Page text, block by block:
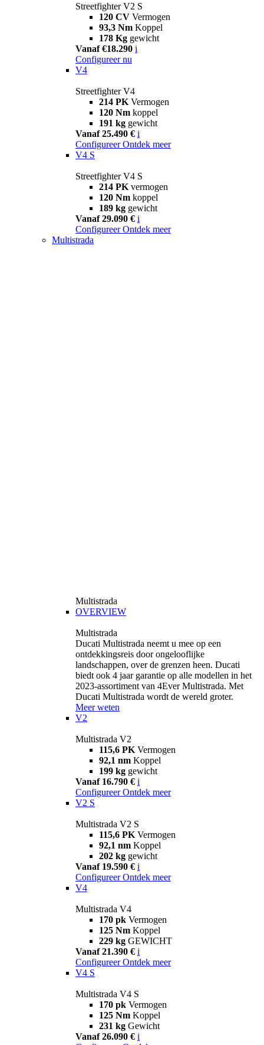
Streetfighter V2 S
120 CV Vermogen
93,3 Nm Koppel
178 Kg gewicht
Vanaf €18.290 i
Configureer nu
V4
Streetfighter V4
214 PK Vermogen
120 Nm koppel
191 kg gewicht
Vanaf 25.490 € i
Configureer Ontdek meer
V4 S
Streetfighter V4 S
214 PK vermogen
120 Nm koppel
189 kg gewicht
Vanaf 29.090 € i
Configureer Ontdek meer
Multistrada
Multistrada
OVERVIEW
Multistrada
Ducati Multistrada neemt u mee op een
ontdekkingsreis door ongelooflijke
landschappen, over de grenzen heen. Ducati
biedt ook 4 jaar garantie op alle modellen in het
2023-assortiment van 4Ever Multistrada. Met
Ducati Multistrada wordt de wereld groter.
Meer weten
V2
Multistrada V2
115,6 PK Vermogen
92,1 nm Koppel
199 kg gewicht
Vanaf 16.790 € i
Configureer Ontdek meer
V2 S
Multistrada V2 S
115,6 PK Vermogen
92,1 nm Koppel
202 kg gewicht
Vanaf 19.590 € i
Configureer Ontdek meer
V4
Multistrada V4
170 pk Vermogen
125 Nm Koppel
229 kg GEWICHT
Vanaf 21.390 € i
Configureer Ontdek meer
V4 S
Multistrada V4 S
170 pk Vermogen
125 Nm Koppel
231 kg Gewicht
Vanaf 26.090 € i